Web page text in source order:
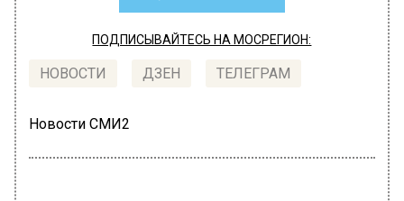
ПОДПИСЫВАЙТЕСЬ НА МОСРЕГИОН:
НОВОСТИ ДЗЕН ТЕЛЕГРАМ
Новости СМИ2